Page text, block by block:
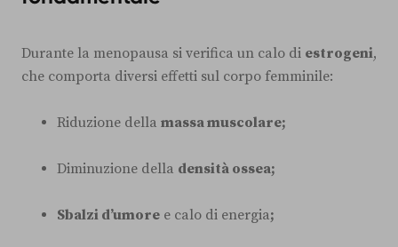
Durante la menopausa si verifica un calo di estrogeni,
che comporta diversi effetti sul corpo femminile:
Riduzione della massa muscolare;
Diminuzione della densità ossea;
Sbalzi d’umore e calo di energia;